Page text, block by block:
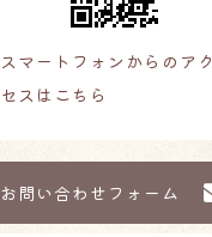
スマートフォンからのアク
セスはこちら
お問い合わせフォーム